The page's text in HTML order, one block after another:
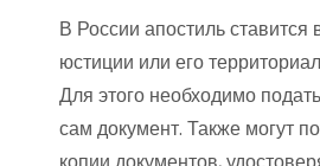
В России апостиль ставится
юстиции или его
Для этого необходимо
сам документ. Также могут